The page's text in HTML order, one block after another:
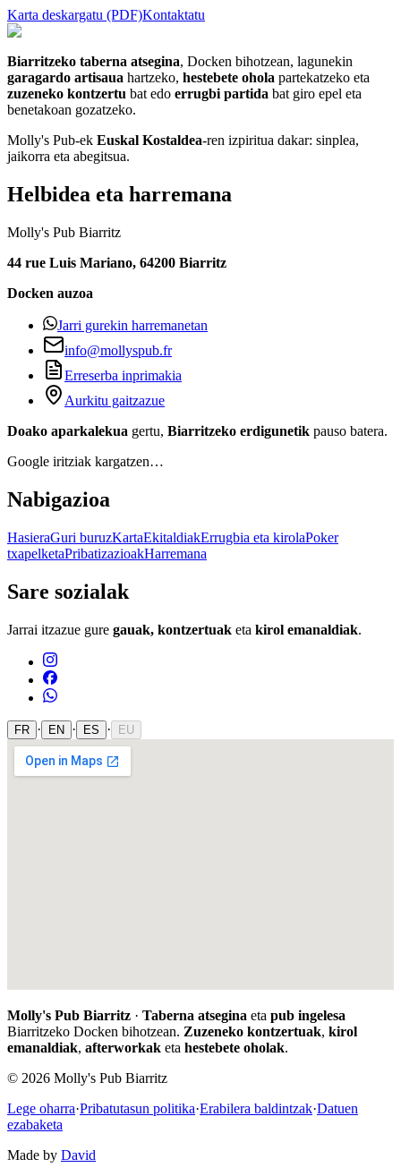
Karta deskargatu (PDF)Kontaktatu
Biarritzeko taberna atsegina, Docken bihotzean, lagunekin
garagardo artisaua hartzeko, hestebete ohola partekatzeko eta
zuzeneko kontzertu bat edo errugbi partida bat giro epel eta
benetakoan gozatzeko.
Molly's Pub-ek Euskal Kostaldea-ren izpiritua dakar: sinplea,
jaikorra eta abegitsua.
Helbidea eta harremana
Molly's Pub Biarritz
44 rue Luis Mariano, 64200 Biarritz
Docken auzoa
Jarri gurekin harremanetan
info@mollyspub.fr
Erreserba inprimakia
Aurkitu gaitzazue
Doako aparkalekua gertu, Biarritzeko erdigunetik pauso batera.
Google iritziak kargatzen…
Nabigazioa
HasieraGuri buruzKartaEkitaldiakErrugbia eta kirolaPoker
txapelketaPribatizazioakHarremana
Sare sozialak
Jarrai itzazue gure gauak, kontzertuak eta kirol emanaldiak.
FR · EN · ES · EU
Molly's Pub Biarritz · Taberna atsegina eta pub ingelesa
Biarritzeko Docken bihotzean. Zuzeneko kontzertuak, kirol
emanaldiak, afterworkak eta hestebete oholak.
© 2026 Molly's Pub Biarritz
Lege oharra·Pribatutasun politika·Erabilera baldintzak·Datuen
ezabaketa
Made by David